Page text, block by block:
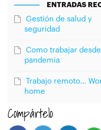
ENTRADAS
Gestión de salud y
seguridad
Como trabajar
pandemia
Trabajo remoto…
home
Compártelo